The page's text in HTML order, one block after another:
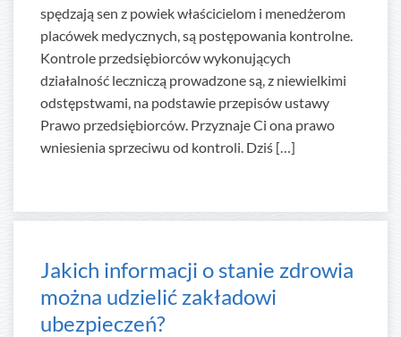
spędzają sen z powiek właścicielom i menedżerom
placówek medycznych, są postępowania kontrolne.
Kontrole przedsiębiorców wykonujących
działalność leczniczą prowadzone są, z niewielkimi
odstępstwami, na podstawie przepisów ustawy
Prawo przedsiębiorców. Przyznaje Ci ona prawo
wniesienia sprzeciwu od kontroli. Dziś […]
Jakich informacji o stanie zdrowia
można udzielić zakładowi
ubezpieczeń?